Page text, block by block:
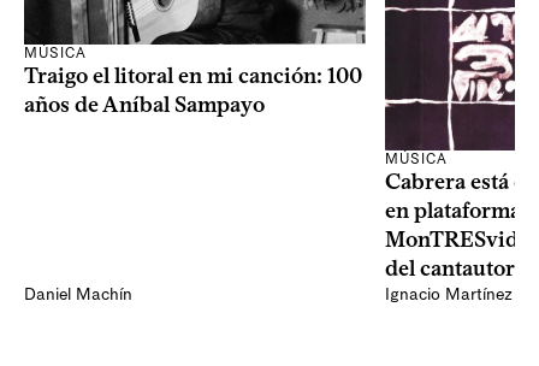
MÚSICA
Traigo el litoral en mi canción: 100
años de Aníbal Sampayo
Daniel Machín
MÚSICA
Cabrera está
en plataformas
del cantautor
Ignacio Martínez